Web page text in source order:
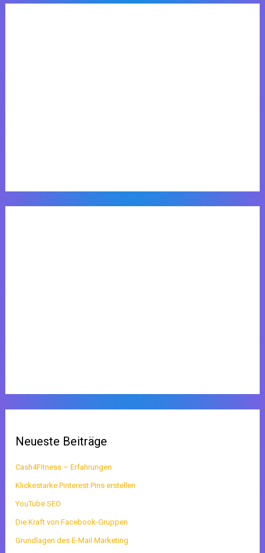
Neueste Beiträge
Cash4Fitness – Erfahrungen
Klickestarke Pinterest Pins erstellen
YouTube SEO
Die Kraft von Facebook-Gruppen
Grundlagen des E-Mail Marketing